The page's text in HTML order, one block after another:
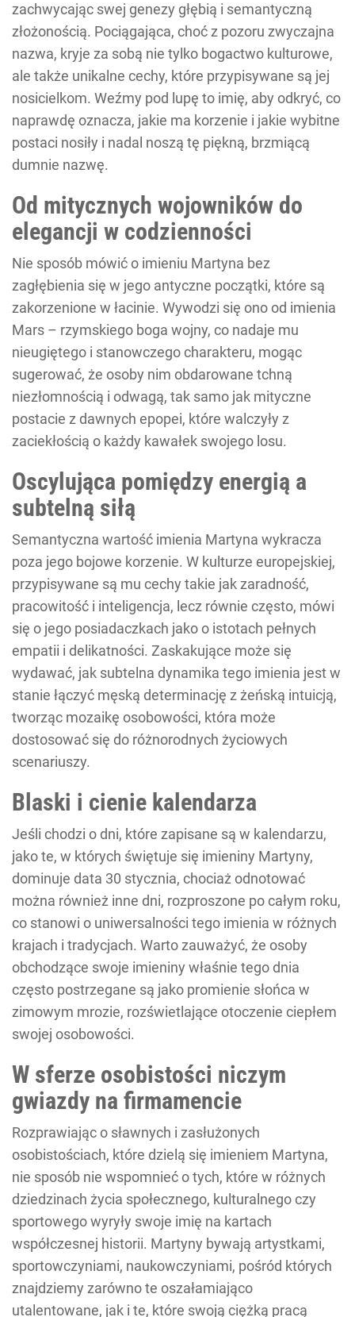
zachwycając swej genezy głębią i semantyczną
złożonością. Pociągająca, choć z pozoru zwyczajna
nazwa, kryje za sobą nie tylko bogactwo kulturowe,
ale także unikalne cechy, które przypisywane są jej
nosicielkom. Weźmy pod lupę to imię, aby odkryć, co
naprawdę oznacza, jakie ma korzenie i jakie wybitne
postaci nosiły i nadal noszą tę piękną, brzmiącą
dumnie nazwę.
Od mitycznych wojowników do
elegancji w codzienności
Nie sposób mówić o imieniu Martyna bez
zagłębienia się w jego antyczne początki, które są
zakorzenione w łacinie. Wywodzi się ono od imienia
Mars – rzymskiego boga wojny, co nadaje mu
nieugiętego i stanowczego charakteru, mogąc
sugerować, że osoby nim obdarowane tchną
niezłomnością i odwagą, tak samo jak mityczne
postacie z dawnych epopei, które walczyły z
zaciekłością o każdy kawałek swojego losu.
Oscylująca pomiędzy energią a
subtelną siłą
Semantyczna wartość imienia Martyna wykracza
poza jego bojowe korzenie. W kulturze europejskiej,
przypisywane są mu cechy takie jak zaradność,
pracowitość i inteligencja, lecz równie często, mówi
się o jego posiadaczkach jako o istotach pełnych
empatii i delikatności. Zaskakujące może się
wydawać, jak subtelna dynamika tego imienia jest w
stanie łączyć męską determinację z żeńską intuicją,
tworząc mozaikę osobowości, która może
dostosować się do różnorodnych życiowych
scenariuszy.
Blaski i cienie kalendarza
Jeśli chodzi o dni, które zapisane są w kalendarzu,
jako te, w których świętuje się imieniny Martyny,
dominuje data 30 stycznia, chociaż odnotować
można również inne dni, rozproszone po całym roku,
co stanowi o uniwersalności tego imienia w różnych
krajach i tradycjach. Warto zauważyć, że osoby
obchodzące swoje imieniny właśnie tego dnia
często postrzegane są jako promienie słońca w
zimowym mrozie, rozświetlające otoczenie ciepłem
swojej osobowości.
W sferze osobistości niczym
gwiazdy na firmamencie
Rozprawiając o sławnych i zasłużonych
osobistościach, które dzielą się imieniem Martyna,
nie sposób nie wspomnieć o tych, które w różnych
dziedzinach życia społecznego, kulturalnego czy
sportowego wyryły swoje imię na kartach
współczesnej historii. Martyny bywają artystkami,
sportowczyniami, naukowczyniami, pośród których
znajdziemy zarówno te oszałamiająco
utalentowane, jak i te, które swoją ciężką pracą